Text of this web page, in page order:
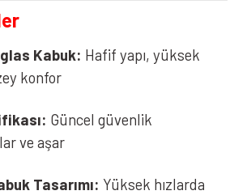
Kabuk: Hafif yapı, yüksek
konfor
Güncel güvenlik
ve aşar
Tasarımı: Yüksek hızlarda